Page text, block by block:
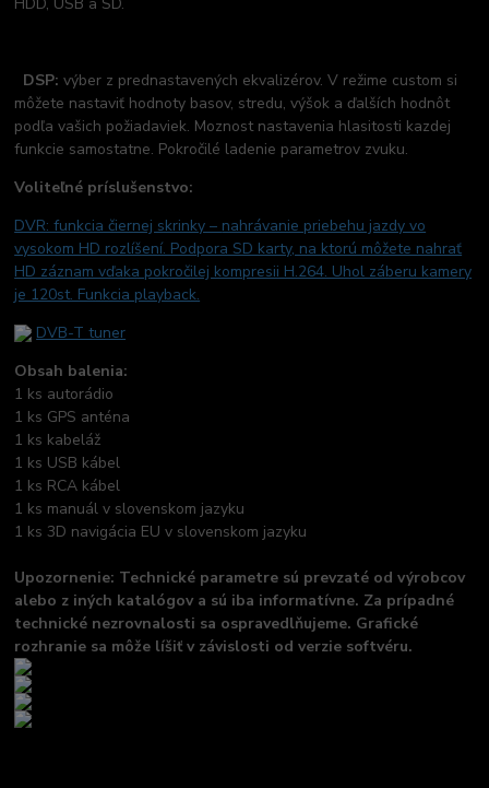
DSP: výber z prednastavených ekvalizérov. V režime custom si
môžete nastaviť hodnoty basov, stredu, výšok a ďalších hodnôt
podľa vašich požiadaviek. Moznost nastavenia hlasitosti kazdej
funkcie samostatne. Pokročilé ladenie parametrov zvuku.
Voliteľné príslušenstvo:
DVR: funkcia čiernej skrinky – nahrávanie priebehu jazdy vo
vysokom HD rozlíšení. Podpora SD karty, na ktorú môžete nahrať
HD záznam vďaka pokročilej kompresii H.264. Uhol záberu kamery
je 120st. Funkcia playback.
DVB-T tuner
Obsah balenia:
1 ks autorádio
1 ks GPS anténa
1 ks kabeláž
1 ks USB kábel
1 ks RCA kábel
1 ks manuál v slovenskom jazyku
1 ks 3D navigácia EU v slovenskom jazyku
Upozornenie: Technické parametre sú prevzaté od výrobcov
alebo z iných katalógov a sú iba informatívne. Za prípadné
technické nezrovnalosti sa ospravedlňujeme. Grafické
rozhranie sa môže líšiť v závislosti od verzie softvéru.